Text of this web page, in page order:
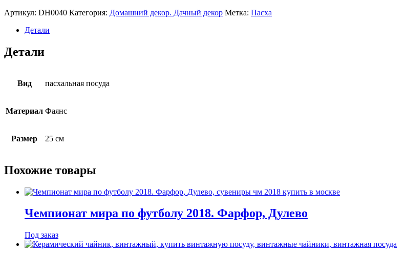
Артикул: DH0040 Категория: Домашний декор. Дачный декор Метка: Пасха
Детали
Детали
Вид пасхальная посуда
Материал Фаянс
Размер 25 см
Похожие товары
Чемпионат мира по футболу 2018. Фарфор, Дулево
Под заказ